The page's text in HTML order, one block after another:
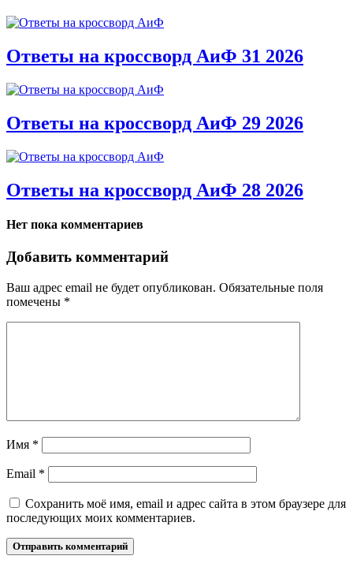
Ответы на кроссворд АиФ 31 2026
Ответы на кроссворд АиФ 29 2026
Ответы на кроссворд АиФ 28 2026
Нет пока комментариев
Добавить комментарий
Ваш адрес email не будет опубликован. Обязательные поля
помечены *
Имя *
Email *
Сохранить моё имя, email и адрес сайта в этом браузере для
последующих моих комментариев.